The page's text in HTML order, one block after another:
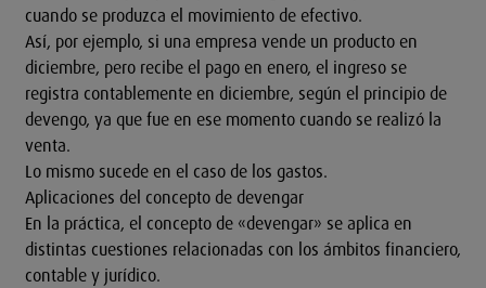
cuando se produzca el movimiento de efectivo.
Así, por ejemplo, si una empresa vende un producto en
diciembre, pero recibe el pago en enero, el ingreso se
registra contablemente en diciembre, según el principio de
devengo, ya que fue en ese momento cuando se realizó la
venta.
Lo mismo sucede en el caso de los gastos.
Aplicaciones del concepto de devengar
En la práctica, el concepto de «devengar» se aplica en
distintas cuestiones relacionadas con los ámbitos financiero,
contable y jurídico.